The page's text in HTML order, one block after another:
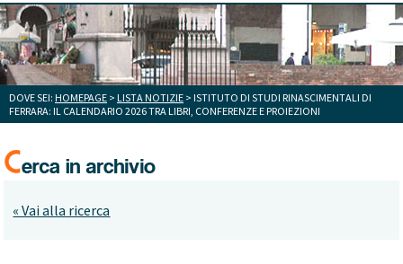
DOVE SEI: HOMEPAGE > LISTA NOTIZIE > ISTITUTO DI STUDI RINASCIMENTALI DI
FERRARA: IL CALENDARIO 2026 TRA LIBRI, CONFERENZE E PROIEZIONI
« Vai alla ricerca